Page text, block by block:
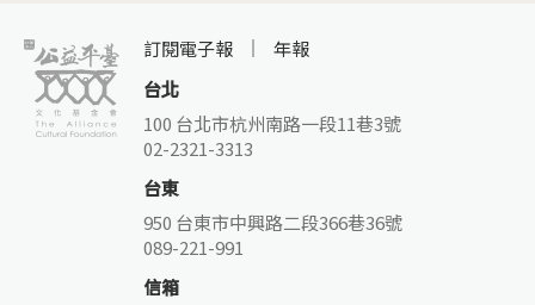
訂閱電子報
年報
台北
100 台北市杭州南路一段11巷3號
02-2321-3313
台東
950 台東市中興路二段366巷36號
089-221-991
信箱